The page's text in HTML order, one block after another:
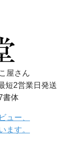
屋さん
短2営業日発送
書体
ュー、
ます。